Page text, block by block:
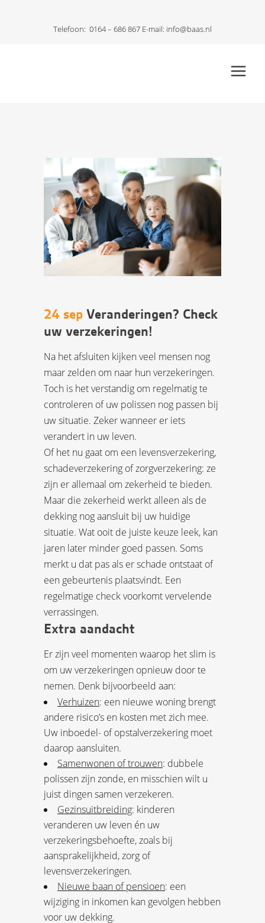
Telefoon: 0164 – 686 867 E-mail: info@baas.nl
24 sep Veranderingen? Check
uw verzekeringen!
Na het afsluiten kijken veel mensen nog
maar zelden om naar hun verzekeringen.
Toch is het verstandig om regelmatig te
controleren of uw polissen nog passen bij
uw situatie. Zeker wanneer er iets
verandert in uw leven.
Of het nu gaat om een levensverzekering,
schadeverzekering of zorgverzekering: ze
zijn er allemaal om zekerheid te bieden.
Maar die zekerheid werkt alleen als de
dekking nog aansluit bij uw huidige
situatie. Wat ooit de juiste keuze leek, kan
jaren later minder goed passen. Soms
merkt u dat pas als er schade ontstaat of
een gebeurtenis plaatsvindt. Een
regelmatige check voorkomt vervelende
verrassingen.
Extra aandacht
Er zijn veel momenten waarop het slim is
om uw verzekeringen opnieuw door te
nemen. Denk bijvoorbeeld aan:
Verhuizen: een nieuwe woning brengt
andere risico’s en kosten met zich mee.
Uw inboedel- of opstalverzekering moet
daarop aansluiten.
Samenwonen of trouwen: dubbele
polissen zijn zonde, en misschien wilt u
juist dingen samen verzekeren.
Gezinsuitbreiding: kinderen
veranderen uw leven én uw
verzekeringsbehoefte, zoals bij
aansprakelijkheid, zorg of
levensverzekeringen.
Nieuwe baan of pensioen: een
wijziging in inkomen kan gevolgen hebben
voor uw dekking.